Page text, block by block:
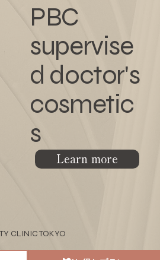
PBC
supervise
d doctor's
cosmetic
s
Learn more
CLINIC TOKYO